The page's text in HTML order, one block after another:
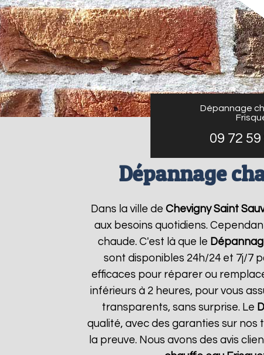
Dépannage
09 72 59
Dépannage
Dans la ville de Chevigny Saint
aux besoins quotidiens.
chaude. C'est là que le
sont disponibles 24h/24 et 7j/7
efficaces pour réparer ou
inférieurs à 2 heures, pour vous
transparents, sans surprise. Le
qualité, avec des garanties sur nos
la preuve. Nous avons des avis